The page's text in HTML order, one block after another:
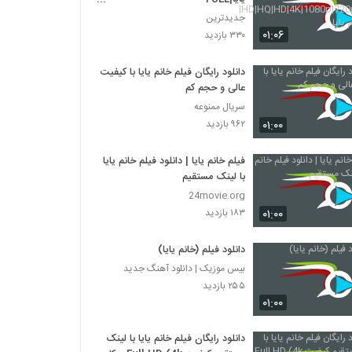
۰۱:۰۶
HD|HQ|HD|4K|1080p|720p|48
0p|فیلم خانم یایا
جدیدترین
۳۳۰ بازدید
۰۱:۰۰
دانلود رایگان فیلم خانم یایا با کیفیت
عالی و حجم کم
سریال ممنوعه
۹۶۲ بازدید
۰۱:۰۰
فیلم خانم یایا | دانلود فیلم خانم یایا
با لینک مستقیم
24movie.org
۱۸۳ بازدید
۰۱:۰۰
دانلود فیلم (خانم یایا)
بیس موزیک | دانلود آهنگ جدید
۲۵۵ بازدید
دانلود رایگان فیلم خانم یایا با لینک